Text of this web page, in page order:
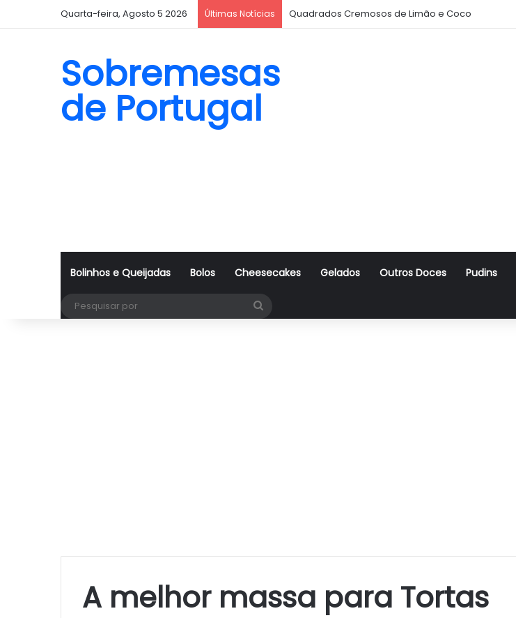
Quarta-feira, Agosto 5 2026 Últimas Notícias Quadrados Cremosos de Limão e Coco
Sobremesas
de Portugal
Bolinhos e Queijadas Bolos Cheesecakes Gelados Outros Doces Pudins
A melhor massa para Tortas